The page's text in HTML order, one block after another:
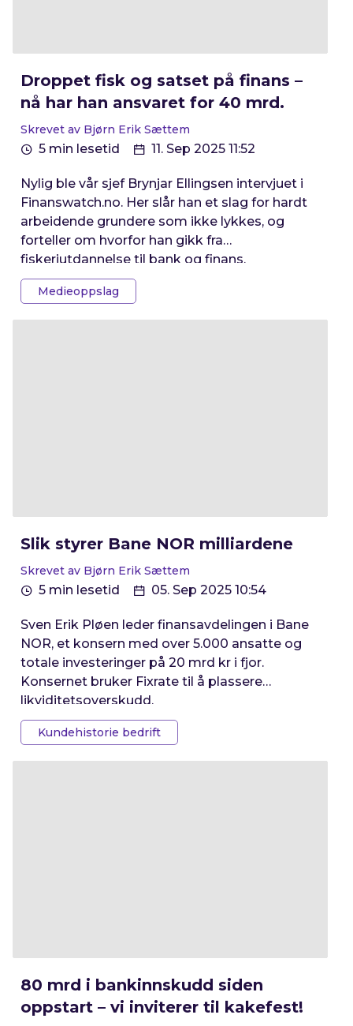
Droppet fisk og satset på finans –
nå har han ansvaret for 40 mrd.
Skrevet av Bjørn Erik Sættem
5 min lesetid 11. Sep 2025 11:52
Nylig ble vår sjef Brynjar Ellingsen intervjuet i
Finanswatch.no. Her slår han et slag for hardt
arbeidende grundere som ikke lykkes, og
forteller om hvorfor han gikk fra
fiskeriutdannelse til bank og finans.
Medieoppslag
Slik styrer Bane NOR milliardene
Skrevet av Bjørn Erik Sættem
5 min lesetid 05. Sep 2025 10:54
Sven Erik Pløen leder finansavdelingen i Bane
NOR, et konsern med over 5.000 ansatte og
totale investeringer på 20 mrd kr i fjor.
Konsernet bruker Fixrate til å plassere
likviditetsoverskudd.
Kundehistorie bedrift
80 mrd i bankinnskudd siden
oppstart – vi inviterer til kakefest!